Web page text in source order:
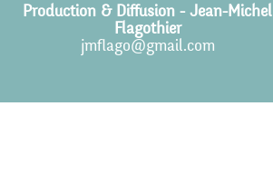
Production & Diffusion - Jean-Michel
Flagothier
jmflago@gmail.com